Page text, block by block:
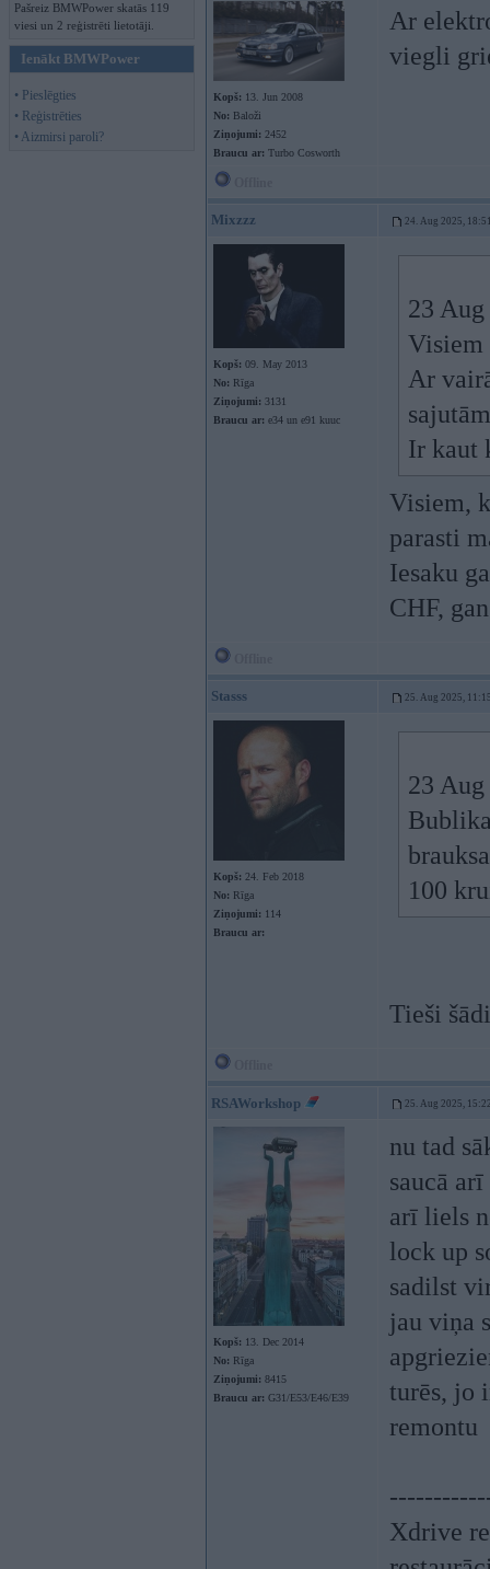
Pašreiz BMWPower skatās 119
viesi un 2 reģistrēti lietotāji.
Ienākt BMWPower
• Pieslēgties
• Reģistrēties
• Aizmirsi paroli?
Kopš: 13. Jun 2008
No: Baloži
Ziņojumi: 2452
Braucu ar: Turbo Cosworth
Ar
viegli
Mixzzz 24. Aug 2025,
Kopš: 09. May 2013
No: Rīga
Ziņojumi: 3131
Braucu ar: e34 un e91 kuuc
23
Visiem
Ar
Ir kaut
Visiem,
parasti
Iesaku
CHF,
Stasss 25. Aug 2025,
Kopš: 24. Feb 2018
No: Rīga
Ziņojumi: 114
Braucu ar:
23
100
Tieši
RSAWorkshop 25. Aug 2025,
Kopš: 13. Dec 2014
No: Rīga
Ziņojumi: 8415
Braucu ar: G31/E53/E46/E39
nu tad
saucā
arī liels
lock up
sadilst
jau viņa
turēs, jo
remontu
Xdrive